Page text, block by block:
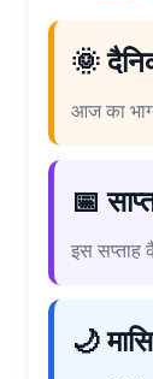
🌞
आज का
📅
इस सप्ताह
🌙